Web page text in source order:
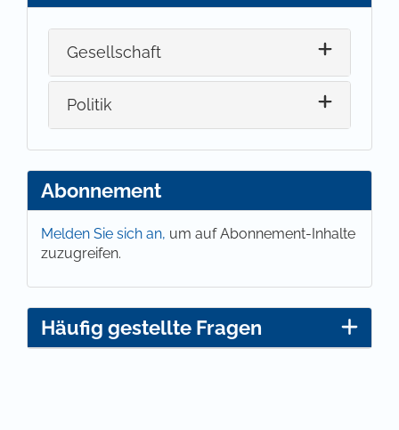
Gesellschaft
Politik
Abonnement
Melden Sie sich an, um auf Abonnement-Inhalte
zuzugreifen.
Häufig gestellte Fragen